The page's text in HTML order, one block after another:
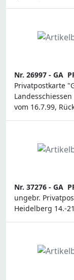
Nr. 26997 - GA
Privatpostkarte
vom 16.7.99,
Nr. 37276 - GA
ungebr.
Heidelberg 14.-